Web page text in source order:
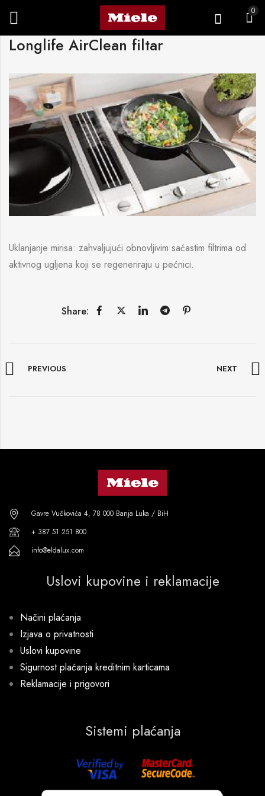
0
Longlife AirClean filtar
Uklanjanje mirisa: zahvaljujući obnovljivim saćastim filtrima od
aktivnog ugljena koji se regeneriraju u pećnici.
Share:
PREVIOUS NEXT
Gavre Vučkovića 4, 78 000 Banja Luka / BiH
+ 387 51 251 800
info@eldalux.com
Uslovi kupovine i reklamacije
Načini plaćanja
Izjava o privatnosti
Uslovi kupovine
Sigurnost plaćanja kreditnim karticama
Reklamacije i prigovori
Sistemi plaćanja